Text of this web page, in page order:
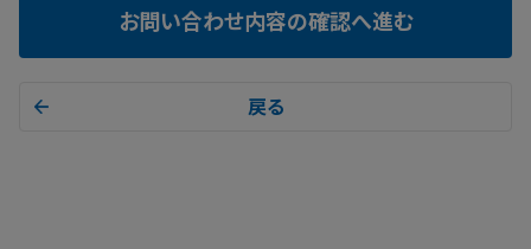
お問い合わせ内容の確認へ進む
戻る